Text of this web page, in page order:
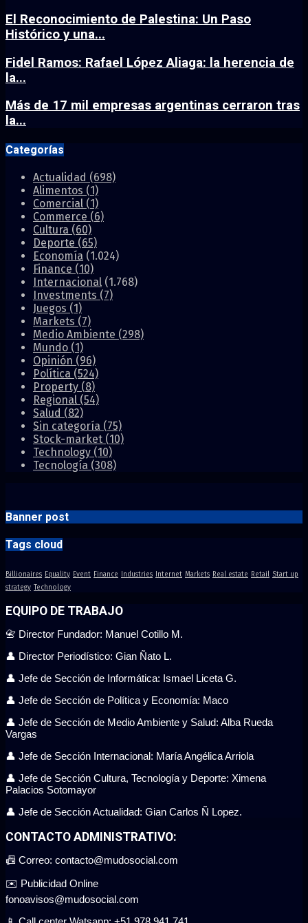
El Reconocimiento de Palestina: Un Paso
Histórico y una...
Fidel Ramos: Rafael López Aliaga: la herencia de
la...
Más de 17 mil empresas argentinas cerraron tras
la...
Categorías
Actualidad (698)
Alimentos (1)
Comercial (1)
Commerce (6)
Cultura (60)
Deporte (65)
Economía (1.024)
Finance (10)
Internacional (1.768)
Investments (7)
Juegos (1)
Markets (7)
Medio Ambiente (298)
Mundo (1)
Opinión (96)
Política (524)
Property (8)
Regional (54)
Salud (82)
Sin categoría (75)
Stock-market (10)
Technology (10)
Tecnología (308)
Banner post
Tags cloud
Billionaires Equality Event Finance Industries Internet Markets Real estate Retail Start up
strategy Technology
EQUIPO DE TRABAJO
📇 Director Fundador: Manuel Cotillo M.
👤 Director Periodístico: Gian Ñato L.
👤 Jefe de Sección de Informática: Ismael Liceta G.
👤 Jefe de Sección de Política y Economía: Maco
👤 Jefe de Sección de Medio Ambiente y Salud: Alba Rueda
Vargas
👤 Jefe de Sección Internacional: María Angélica Arriola
👤 Jefe de Sección Cultura, Tecnología y Deporte: Ximena
Palacios Sotomayor
👤 Jefe de Sección Actualidad: Gian Carlos Ñ Lopez.
CONTACTO ADMINISTRATIVO:
📠 Correo: contacto@mudosocial.com
✉️ Publicidad Online
fonoavisos@mudosocial.com